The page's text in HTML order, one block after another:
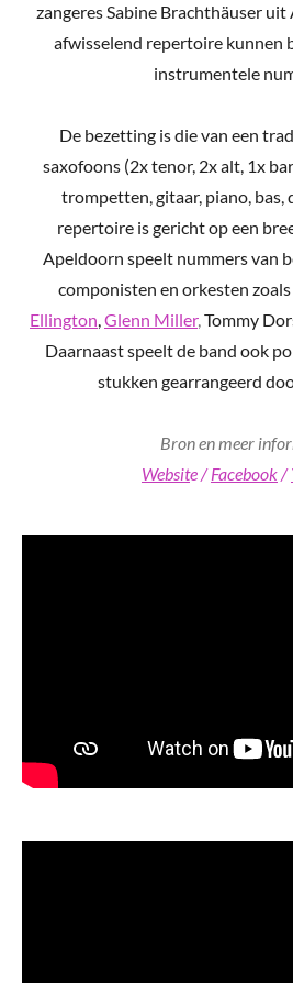
zangeres Sabine Brachthäuser
afwisselend repertoire kunnen
instrumentele
De bezetting is die van een
saxofoons (2x tenor, 2x alt, 1x
trompetten, gitaar, piano, bas,
repertoire is gericht op een
Apeldoorn speelt nummers van
componisten en orkesten zoals
Ellington,Glenn Miller,Tommy
Daarnaast speelt de band ook
stukken gearrangeerd
Bron en meer
Website /Facebook/